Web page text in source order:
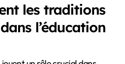
les traditions
l’éducation